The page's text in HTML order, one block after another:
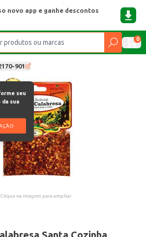
novo app e ganhe descontos
0
901
seu
da sua
Clique na imagem para ampliar.